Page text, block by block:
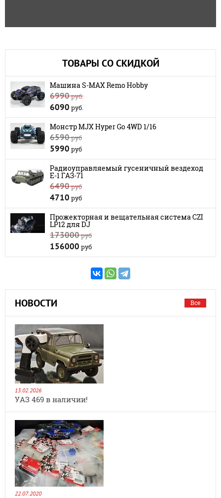
ТОВАРЫ СО СКИДКОЙ
Машина S-MAX Remo Hobby
6990руб.
6090 руб.
Монстр MJX Hyper Go 4WD 1/16
6590руб
5990 руб
Радиоуправляемый гусеничный вездеход
E-1 ГАЗ-71
6490руб
4710 руб
Прожекторная и вещательная система CZI
LP12 для DJ
173000руб
156000 руб
НОВОСТИ Все
13.02.2026
УАЗ 469 в наличии!
22.07.2020